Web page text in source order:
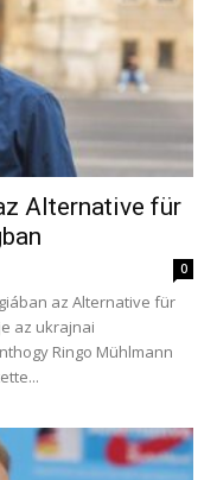
Alternative für
0
az Alternative für
az ukrajnai
Ringo Mühlmann